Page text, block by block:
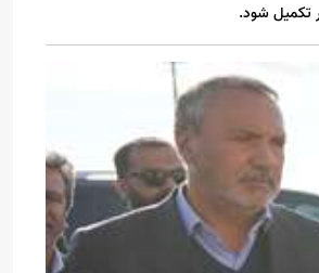
تکمیل شود.